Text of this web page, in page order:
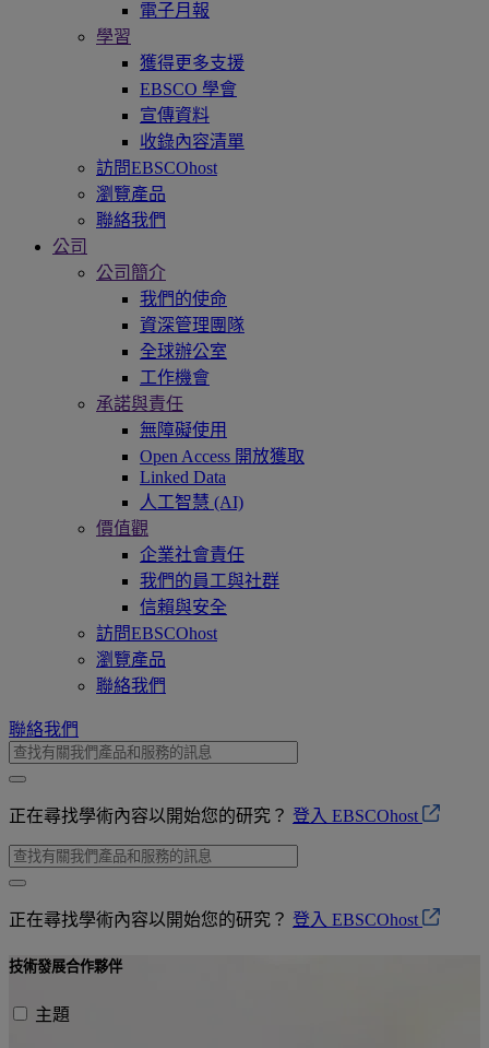
電子月報
學習
獲得更多支援
EBSCO 學會
宣傳資料
收錄內容清單
訪問EBSCOhost
瀏覽產品
聯絡我們
公司
公司簡介
我們的使命
資深管理團隊
全球辦公室
工作機會
承諾與責任
無障礙使用
Open Access 開放獲取
Linked Data
人工智慧 (AI)
價值觀
企業社會責任
我們的員工與社群
信賴與安全
訪問EBSCOhost
瀏覽產品
聯絡我們
聯絡我們
正在尋找學術內容以開始您的研究？ 登入 EBSCOhost
正在尋找學術內容以開始您的研究？ 登入 EBSCOhost
技術發展合作夥伴
主題